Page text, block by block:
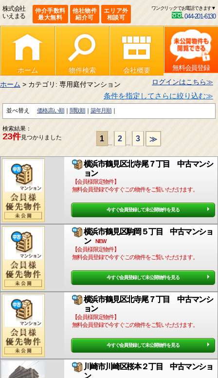
株式会社
いえまる
仲介手数料
最大無料
他社物件
紹介可
エリア外
相談可
ワンクリックでお電話できます▼
044-201-6130
ホーム 物件検索 会社概要
無料会員登録
ログインはこちら≫
ホーム > カテゴリ: 専用庭付マンション
条件を指定してさらに絞り込む≫
並べ替え 価格:高い順 間取順 築年月順
検索結果：
23件見つかりました 1
...
2
...
3 ≫
横浜市鶴見区北寺尾７丁目 中古マンシ
ョン
【会員様限定物件】
無料会員登録で今すぐこの物件をご覧いただけます。
今すぐ会員登録して未公開物件を見る
横浜市鶴見区駒岡５丁目 中古マンショ
ン
NEW
【会員様限定物件】
無料会員登録で今すぐこの物件をご覧いただけます。
今すぐ会員登録して未公開物件を見る
横浜市鶴見区北寺尾７丁目 中古マンシ
ョン
【会員様限定物件】
無料会員登録で今すぐこの物件をご覧いただけます。
今すぐ会員登録して未公開物件を見る
川崎市川崎区桜本２丁目 中古マンショ
ン